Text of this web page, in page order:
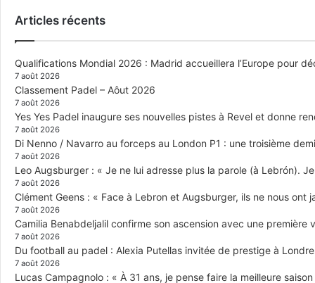
Articles récents
Qualifications Mondial 2026 : Madrid accueillera l’Europe pour
7 août 2026
Classement Padel – Aôut 2026
7 août 2026
Yes Yes Padel inaugure ses nouvelles pistes à Revel et donne
7 août 2026
Di Nenno / Navarro au forceps au London P1 : une troisième
7 août 2026
Leo Augsburger : « Je ne lui adresse plus la parole (à Lebrón).
7 août 2026
Clément Geens : « Face à Lebron et Augsburger, ils ne nous ont
7 août 2026
Camilia Benabdeljalil confirme son ascension avec une première
7 août 2026
Du football au padel : Alexia Putellas invitée de prestige à
7 août 2026
Lucas Campagnolo : « À 31 ans, je pense faire la meilleure